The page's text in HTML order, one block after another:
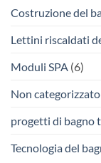
Costruzione del
Lettini riscaldati
Moduli SPA (6)
Non categorizzato
progetti di bagno
Tecnologia del